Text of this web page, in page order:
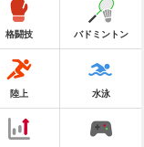
格闘技 バドミントン
陸上 水泳